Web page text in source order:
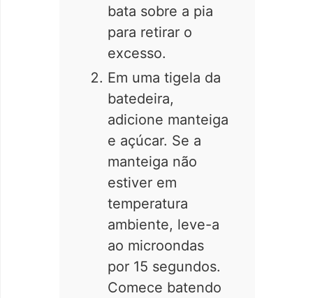
bata sobre a pia
para retirar o
excesso.
Em uma tigela da
batedeira,
adicione manteiga
e açúcar. Se a
manteiga não
estiver em
temperatura
ambiente, leve-a
ao microondas
por 15 segundos.
Comece batendo